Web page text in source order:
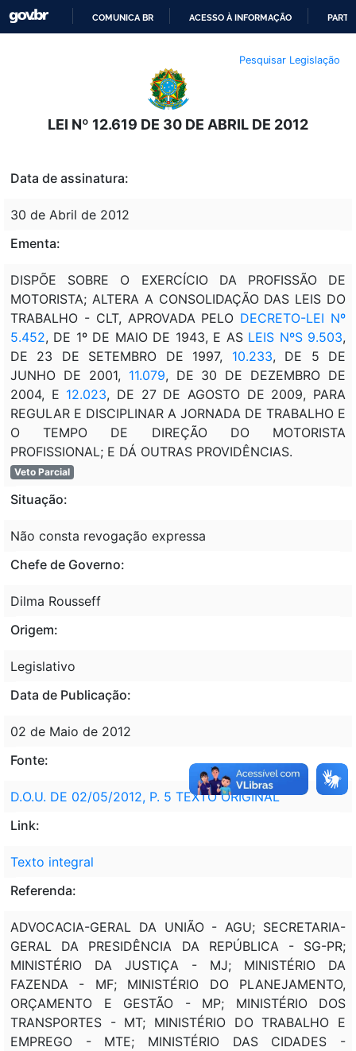
O
CONTEÚDO
COMUNICA BR ACESSO À INFORMAÇÃO
Pesquisar Legislação
LEI Nº 12.619 DE 30 DE ABRIL DE 2012
Data de assinatura:
30 de Abril de 2012
Ementa:
DISPÕE SOBRE O EXERCÍCIO DA PROFISSÃO DE
MOTORISTA; ALTERA A CONSOLIDAÇÃO DAS LEIS DO
TRABALHO - CLT, APROVADA PELO DECRETO-LEI Nº
5.452, DE 1º DE MAIO DE 1943, E AS LEIS NºS 9.503,
DE 23 DE SETEMBRO DE 1997, 10.233, DE 5 DE
JUNHO DE 2001, 11.079, DE 30 DE DEZEMBRO DE
2004, E 12.023, DE 27 DE AGOSTO DE 2009, PARA
REGULAR E DISCIPLINAR A JORNADA DE TRABALHO E
O TEMPO DE DIREÇÃO DO MOTORISTA
PROFISSIONAL; E DÁ OUTRAS PROVIDÊNCIAS.
Veto Parcial
Situação:
Não consta revogação expressa
Chefe de Governo:
Dilma Rousseff
Origem:
Legislativo
Data de Publicação:
02 de Maio de 2012
Fonte:
D.O.U. DE 02/05/2012, P. 5 TEXTO ORIGINAL
Link:
Texto integral
Referenda:
ADVOCACIA-GERAL DA UNIÃO - AGU; SECRETARIA-
GERAL DA PRESIDÊNCIA DA REPÚBLICA - SG-PR;
MINISTÉRIO DA JUSTIÇA - MJ; MINISTÉRIO DA
FAZENDA - MF; MINISTÉRIO DO PLANEJAMENTO,
ORÇAMENTO E GESTÃO - MP; MINISTÉRIO DOS
TRANSPORTES - MT; MINISTÉRIO DO TRABALHO E
EMPREGO - MTE; MINISTÉRIO DAS CIDADES -